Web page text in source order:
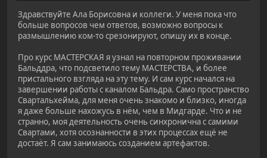
Здравствуйте Ала Борисовна и коллеги. У меня пока что
больше вопросов чем ответов, возможно вопросы к
размышлению ком-то срезонируют, опишу их в конце.
Про курс МАСТЕРСКАЯ я узнал на повторном проживании
Бальддра, что подсветило тему МАСТЕРСТВА, и более
пристального взгляда на эту тему. И сам курс начался на
завершении работы с каналом Бальдра. Само пространство
Свартальхейма, для меня очень знакомо и близко, иногда
я даже больше нахожусь в нём, чем в Мидгарде. Что и не
странно, моя деятельность очень синхронична с самими
Свартами, хотя осознанности в этих процессах ещё не
достаёт. Я сам занимаюсь созданием артефактов.